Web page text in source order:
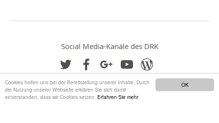
OK
Cookies helfen uns bei der Bereitstellung unserer Inhalte. Durch
die Nutzung unserer Webseite erklären Sie sich damit
einverstanden, dass wir Cookies setzen. Erfahren Sie mehr
Social Media-Kanäle des DRK